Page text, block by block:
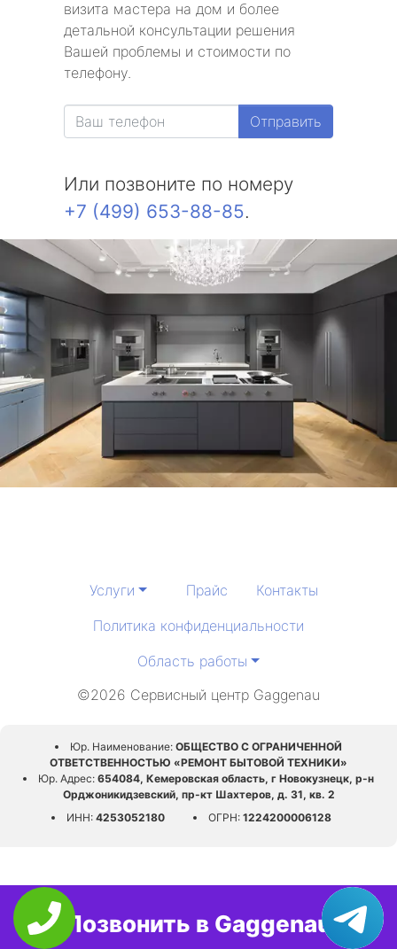
визита мастера на дом и более
детальной консультации решения
Вашей проблемы и стоимости по
телефону.
Отправить
Или позвоните по номеру
+7 (499) 653-88-85.
Услуги Прайс
Контакты
Политика конфиденциальности
Область работы
©2026 Сервисный центр Gaggenau
Юр. Наименование: ОБЩЕСТВО С ОГРАНИЧЕННОЙ
ОТВЕТСТВЕННОСТЬЮ «РЕМОНТ БЫТОВОЙ ТЕХНИКИ»
Юр. Адрес: 654084, Кемеровская область, г Новокузнецк, р-н
Орджоникидзевский, пр-кт Шахтеров, д. 31, кв. 2
ИНН: 4253052180 ОГРН: 1224200006128
Позвонить в Gaggenau